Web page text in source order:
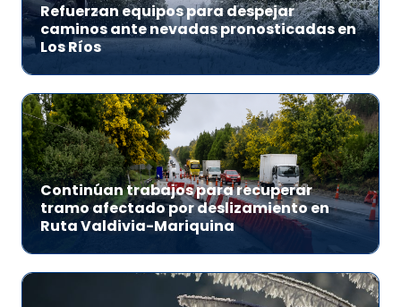
Refuerzan equipos para despejar
caminos ante nevadas pronosticadas en
Los Ríos
Continúan trabajos para recuperar
tramo afectado por deslizamiento en
Ruta Valdivia-Mariquina